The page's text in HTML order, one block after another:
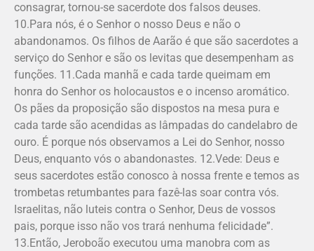
consagrar, tornou-se sacerdote dos falsos deuses.
10.Para nós, é o Senhor o nosso Deus e não o
abandonamos. Os filhos de Aarão é que são sacerdotes a
serviço do Senhor e são os levitas que desempenham as
funções. 11.Cada manhã e cada tarde queimam em
honra do Senhor os holocaustos e o incenso aromático.
Os pães da proposição são dispostos na mesa pura e
cada tarde são acendidas as lâmpadas do candelabro de
ouro. É porque nós observamos a Lei do Senhor, nosso
Deus, enquanto vós o abandonastes. 12.Vede: Deus e
seus sacerdotes estão conosco à nossa frente e temos as
trombetas retumbantes para fazê-las soar contra vós.
Israelitas, não luteis contra o Senhor, Deus de vossos
pais, porque isso não vos trará nenhuma felicidade”.
13.Então, Jeroboão executou uma manobra com as